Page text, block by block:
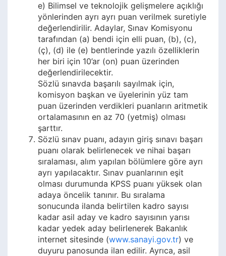
e) Bilimsel ve teknolojik gelişmelere açıklığı
yönlerinden ayrı ayrı puan verilmek suretiyle
değerlendirilir. Adaylar, Sınav Komisyonu
tarafından (a) bendi için elli puan, (b), (c),
(ç), (d) ile (e) bentlerinde yazılı özelliklerin
her biri için 10’ar (on) puan üzerinden
değerlendirilecektir.
Sözlü sınavda başarılı sayılmak için,
komisyon başkan ve üyelerinin yüz tam
puan üzerinden verdikleri puanların aritmetik
ortalamasının en az 70 (yetmiş) olması
şarttır.
Sözlü sınav puanı, adayın giriş sınavı başarı
puanı olarak belirlenecek ve nihai başarı
sıralaması, alım yapılan bölümlere göre ayrı
ayrı yapılacaktır. Sınav puanlarının eşit
olması durumunda KPSS puanı yüksek olan
adaya öncelik tanınır. Bu sıralama
sonucunda ilanda belirtilen kadro sayısı
kadar asil aday ve kadro sayısının yarısı
kadar yedek aday belirlenerek Bakanlık
internet sitesinde (www.sanayi.gov.tr) ve
duyuru panosunda ilan edilir. Ayrıca, asil